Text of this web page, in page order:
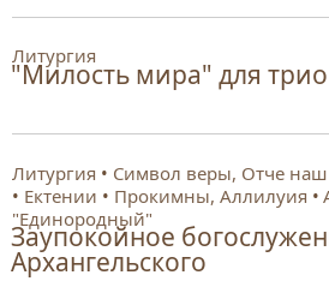
Литургия
"Милость мира" для трио
Литургия Символ веры, Отче наш
Ектении
Прокимны, Аллилуия
"Единородный"
Заупокойное
Архангельского